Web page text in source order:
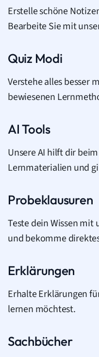
Erstelle schöne
Bearbeite Sie mit
Quiz Modi
Verstehe alles besser
bewiesenen
AI Tools
Unsere AI hilft dir
Lernmaterialien und
Probeklausuren
Teste dein Wissen
und bekomme
Erklärungen
Erhalte Erklärungen
lernen möchtest.
Sachbücher